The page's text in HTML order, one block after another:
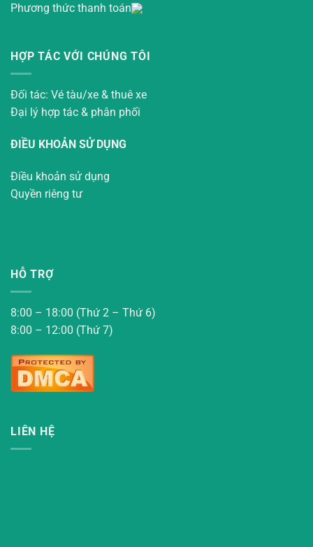
Phương thức thanh toán
HỢP TÁC VỚI CHÚNG TÔI
Đối tác: Vé tàu/xe & thuê xe
Đại lý hợp tác & phân phối
ĐIỀU KHOẢN SỬ DỤNG
Điều khoản sử dụng
Quyền riêng tư
HỖ TRỢ
8:00 – 18:00 (Thứ 2 – Thứ 6)
8:00 – 12:00 (Thứ 7)
LIÊN HỆ